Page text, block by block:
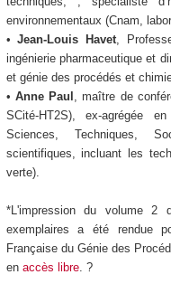
environnementaux (Cnam,
•Jean-Louis Havet ,
ingénierie pharmaceutique et
et génie des procédés et
• Anne Paul
, maître de
SCité-HT2S), ex-agrégée
Sciences, Techniques,
scientifiques, incluant les
verte).
*L'impression du volume 2
exemplaires a été rendue
Française du Génie des
en accès libre. ?